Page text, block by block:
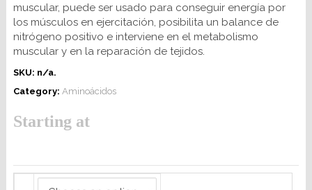
muscular, puede ser usado para conseguir energía por
los músculos en ejercitación, posibilita un balance de
nitrógeno positivo e interviene en el metabolismo
muscular y en la reparación de tejidos.
SKU: n/a.
Category: Aminoácidos
Starting at